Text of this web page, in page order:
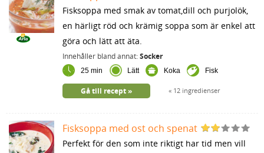
Fisksoppa med smak av tomat,dill och purjolök,
en härligt röd och krämig soppa som är enkel att
göra och lätt att äta.
Innehåller bland annat:Socker
25 min Lätt Koka Fisk
12 ingredienser
Gå till recept
Fisksoppa med ost och spenat
Perfekt för den som inte riktigt har tid men vill